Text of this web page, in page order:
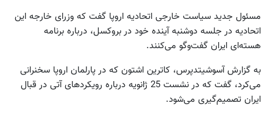
مسئول جدید سیاست خارجی اتحادیه اروپا گفت که وزرای خارجه این
اتحادیه در جلسه دوشنبه آینده خود در بروکسل، درباره برنامه
هسته‌ای ایران گفت‌وگو می‌کنند.
به گزارش آسوشیتدپرس، کاترین اشتون که در پارلمان اروپا سخنرانی
می‌کرد، گفت که در نشست 25 ژانویه درباره رویکردهای آتی در قبال
ایران تصمیم‌گیری می‌شود.